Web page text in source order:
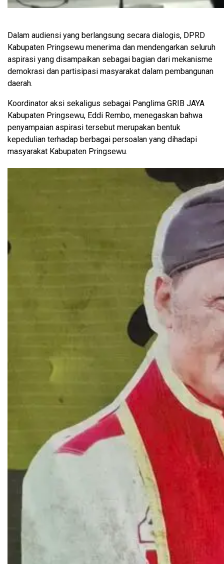
Dalam audiensi yang berlangsung secara dialogis, DPRD
Kabupaten Pringsewu menerima dan mendengarkan seluruh
aspirasi yang disampaikan sebagai bagian dari mekanisme
demokrasi dan partisipasi masyarakat dalam pembangunan
daerah.
Koordinator aksi sekaligus sebagai Panglima GRIB JAYA
Kabupaten Pringsewu, Eddi Rembo, menegaskan bahwa
penyampaian aspirasi tersebut merupakan bentuk
kepedulian terhadap berbagai persoalan yang dihadapi
masyarakat Kabupaten Pringsewu.